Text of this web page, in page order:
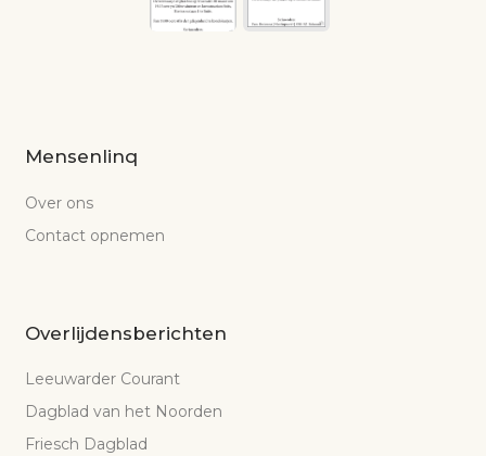
Mensenlinq
Over ons
Contact opnemen
Overlijdensberichten
Leeuwarder Courant
Dagblad van het Noorden
Friesch Dagblad